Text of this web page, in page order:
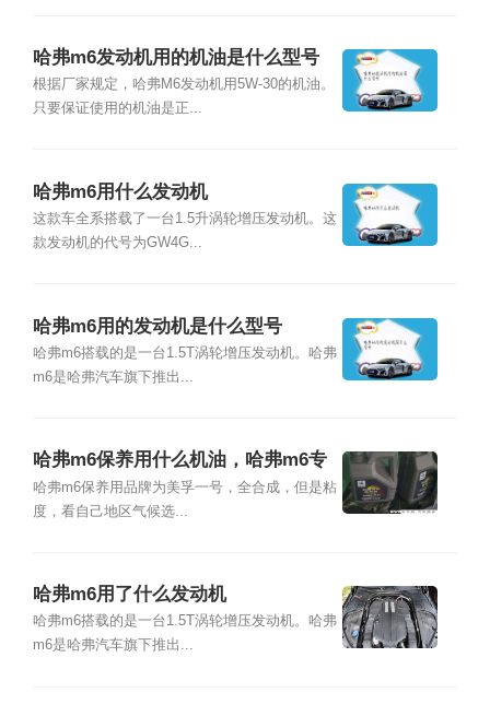
哈弗m6发动机用的机油是什么型号
根据厂家规定，哈弗M6发动机用5W-30的机油。
只要保证使用的机油是正...
哈弗m6用什么发动机
这款车全系搭载了一台1.5升涡轮增压发动机。这
款发动机的代号为GW4G...
哈弗m6用的发动机是什么型号
哈弗m6搭载的是一台1.5T涡轮增压发动机。哈弗
m6是哈弗汽车旗下推出...
哈弗m6保养用什么机油，哈弗m6专
用机油价格
哈弗m6保养用品牌为美孚一号，全合成，但是粘
度，看自己地区气候选...
哈弗m6用了什么发动机
哈弗m6搭载的是一台1.5T涡轮增压发动机。哈弗
m6是哈弗汽车旗下推出...